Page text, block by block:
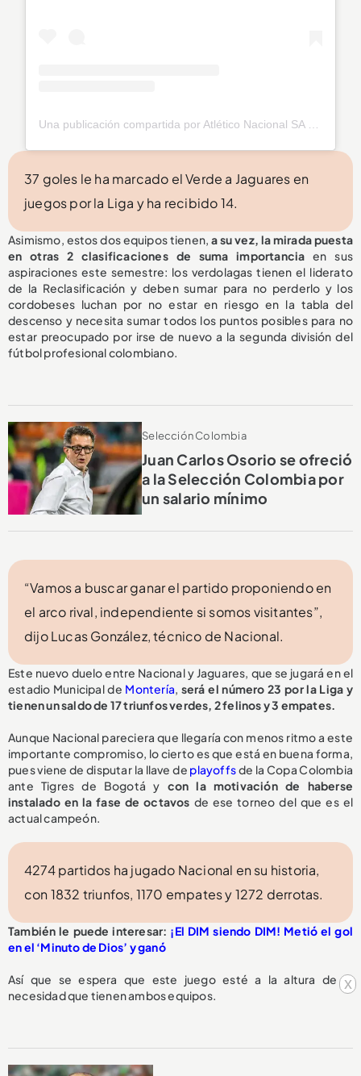
x
Una publicación compartida por Atlético Nacional SA (@nacionaloficial)
37 goles le ha marcado el Verde a Jaguares en
juegos por la Liga y ha recibido 14.
Asimismo, estos dos equipos tienen, a su vez, la mirada puesta
en otras 2 clasificaciones de suma importancia en sus
aspiraciones este semestre: los verdolagas tienen el liderato
de la Reclasificación y deben sumar para no perderlo y los
cordobeses luchan por no estar en riesgo en la tabla del
descenso y necesita sumar todos los puntos posibles para no
estar preocupado por irse de nuevo a la segunda división del
fútbol profesional colombiano.
Selección Colombia
Juan Carlos Osorio se ofreció
a la Selección Colombia por
un salario mínimo
“Vamos a buscar ganar el partido proponiendo en
el arco rival, independiente si somos visitantes”,
dijo Lucas González, técnico de Nacional.
Este nuevo duelo entre Nacional y Jaguares, que se jugará en el
estadio Municipal de Montería, será el número 23 por la Liga y
tienen un saldo de 17 triunfos verdes, 2 felinos y 3 empates.
Aunque Nacional pareciera que llegaría con menos ritmo a este
importante compromiso, lo cierto es que está en buena forma,
pues viene de disputar la llave de playoffsde la Copa Colombia
ante Tigres de Bogotá y con la motivación de haberse
instalado en la fase de octavos de ese torneo del que es el
actual campeón.
4274 partidos ha jugado Nacional en su historia,
con 1832 triunfos, 1170 empates y 1272 derrotas.
También le puede interesar: ¡El DIM siendo DIM! Metió el gol
en el ‘Minuto de Dios’ y ganó
Así que se espera que este juego esté a la altura de la
necesidad que tienen ambos equipos.